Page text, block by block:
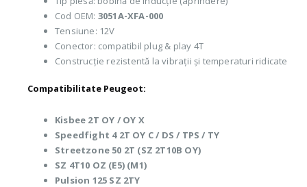
Cod OEM: 3051A-XFA-000
Tensiune: 12V
Conector: compatibil plug & play 4T
Construcție rezistentă la vibrații și temperaturi ridicate
Compatibilitate Peugeot:
Kisbee 2T OY / OY X
Speedfight 4 2T OY C / DS / TPS / TY
Streetzone 50 2T (SZ 2T10B OY)
SZ 4T10 OZ (E5) (M1)
Pulsion 125 SZ 2TY